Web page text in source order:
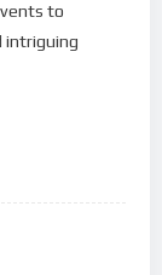
to
intriguing